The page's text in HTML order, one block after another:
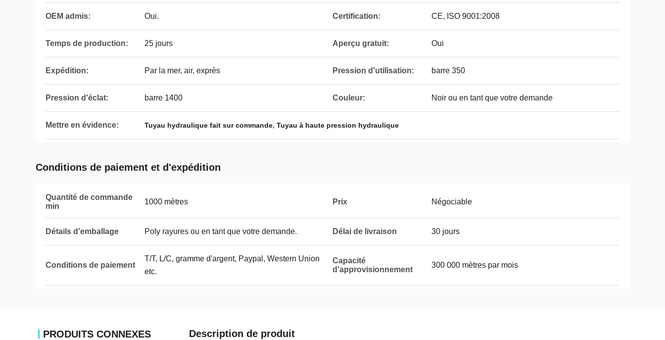
OEM admis: Oui. Certification: CE, ISO 9001:2008
Temps de production: 25 jours Aperçu gratuit: Oui
Expédition: Par la mer, air, exprès Pression d'utilisation: barre 350
Pression d'éclat: barre 1400 Couleur: Noir ou en tant que votre demande
Mettre en évidence: Tuyau hydraulique fait sur commande, Tuyau à haute pression hydraulique
Conditions de paiement et d'expédition
Quantité de commande
min
1000 mètres Prix Négociable
Détails d'emballage Poly rayures ou en tant que votre demande. Délai de livraison 30 jours
Conditions de paiement
T/T, L/C, gramme d'argent, Paypal, Western Union
etc.
Capacité
d'approvisionnement
300 000 mètres par mois
PRODUITS CONNEXES Description de produit